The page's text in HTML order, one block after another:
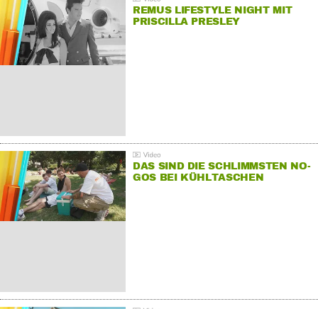
REMUS LIFESTYLE NIGHT MIT
PRISCILLA PRESLEY
DAS SIND DIE SCHLIMMSTEN NO-
GOS BEI KÜHLTASCHEN